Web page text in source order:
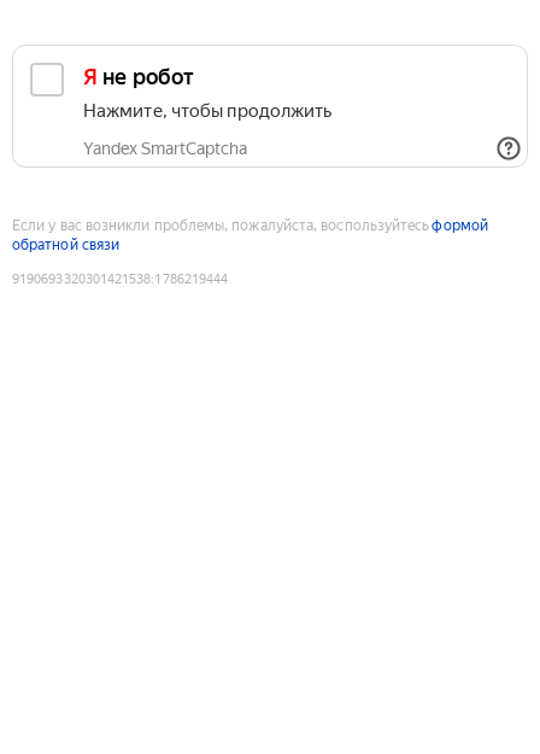
Я не робот
Нажмите, чтобы продолжить
Yandex SmartCaptcha
Если у вас возникли проблемы, пожалуйста, воспользуйтесьформой
обратной связи
9190693320301421538:1786219444